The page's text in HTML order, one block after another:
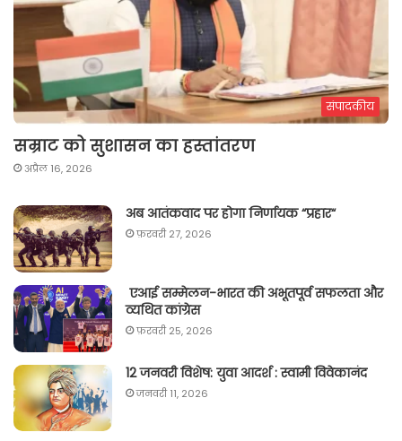
संपादकीय
सम्राट को सुशासन का हस्तांतरण
अप्रैल 16, 2026
अब आतंकवाद पर होगा निर्णायक “प्रहार“
फ़रवरी 27, 2026
एआई सम्मेलन-भारत की अभूतपूर्व सफलता और
व्यथित कांग्रेस
फ़रवरी 25, 2026
12 जनवरी विशेष: युवा आदर्श : स्वामी विवेकानंद
जनवरी 11, 2026